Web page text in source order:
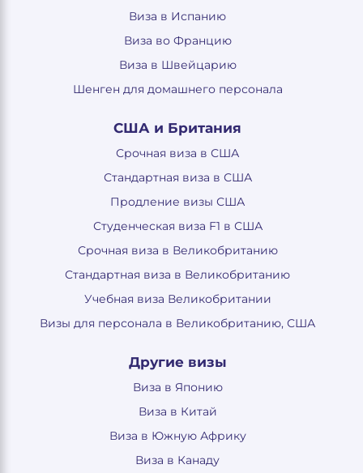
Виза в Испанию
Виза во Францию
Виза в Швейцарию
Шенген для домашнего персонала
США и Британия
Срочная виза в США
Стандартная виза в США
Продление визы США
Студенческая виза F1 в США
Срочная виза в Великобританию
Стандартная виза в Великобританию
Учебная виза Великобритании
Визы для персонала в Великобританию, США
Другие визы
Виза в Японию
Виза в Китай
Виза в Южную Африку
Виза в Канаду